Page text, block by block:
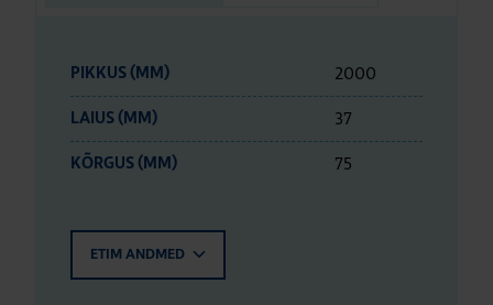
PIKKUS (MM) 2000
LAIUS (MM) 37
KÕRGUS (MM) 75
ETIM ANDMED